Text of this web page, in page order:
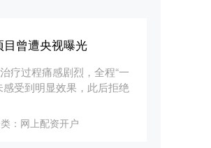
曾遭央视曝光
疗过程痛感剧烈，全程“一
受到明显效果，此后拒绝
： 网上配资开户